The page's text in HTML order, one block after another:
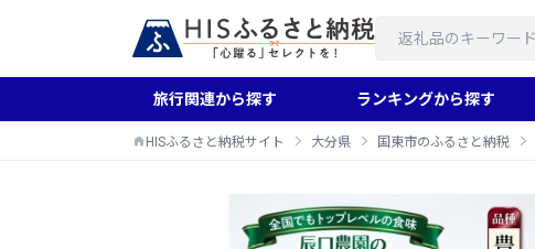
旅行関連から探す ランキングから探す
HISふるさと納税サイト 大分県 国東市のふるさと納税